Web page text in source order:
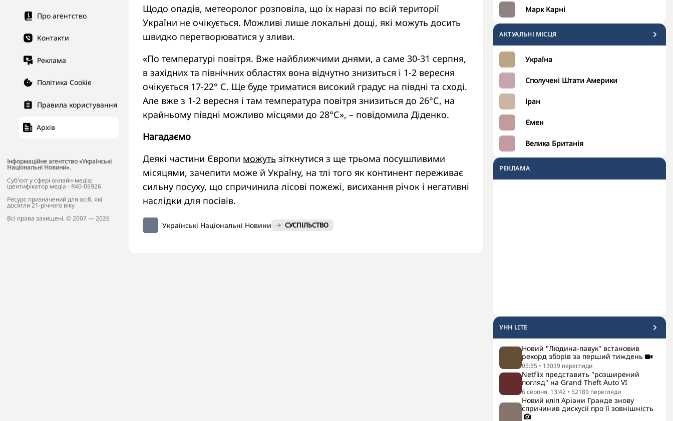
Про агентство
Контакти
Реклама
Політика Cookie
Правила користування
Архів
Інформаційне агентство «Українські
Національні Новини».
Cуб'єкт у сфері онлайн-медіа;
ідентифікатор медіа - R40-05926
Ресурс призначений для осіб, які
досягли 21-річного віку
Всі права захищені. © 2007 — 2026
Марк Карні
АКТУАЛЬНІ МІСЦЯ
Україна
Сполучені Штати Америки
Іран
Ємен
Велика Британія
РЕКЛАМА
УНН LITE
Новий "Людина-павук" встановив
рекорд зборів за перший тиждень
05:35 • 13039 перегляди
Netflix представить "розширений
погляд" на Grand Theft Auto VI
6 серпня, 13:42 • 52189 перегляди
Новий кліп Аріани Гранде знову
спричинив дискусії про її зовнішність
Щодо опадів, метеоролог розповіла, що їх наразі по всій території
України не очікується. Можливі лише локальні дощі, які можуть досить
швидко перетворюватися у зливи.
«По температурі повітря. Вже найближчими днями, а саме 30-31 серпня,
в західних та північних областях вона відчутно знизиться і 1-2 вересня
очікується 17-22° С. Ще буде триматися високий градус на півдні та сході.
Але вже з 1-2 вересня і там температура повітря знизиться до 26°С, на
крайньому півдні можливо місцями до 28°С», – повідомила Діденко.
Нагадаємо
Деякі частини Європи можуть зіткнутися з ще трьома посушливими
місяцями, зачепити може й Україну, на тлі того як континент переживає
сильну посуху, що спричинила лісові пожежі, висихання річок і негативні
наслідки для посівів.
Українські Національні Новини СУСПІЛЬСТВО